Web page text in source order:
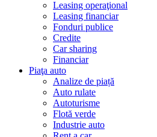
Leasing operaţional
Leasing financiar
Fonduri publice
Credite
Car sharing
Financiar
Piaţa auto
Analize de piață
Auto rulate
Autoturisme
Flotă verde
Industrie auto